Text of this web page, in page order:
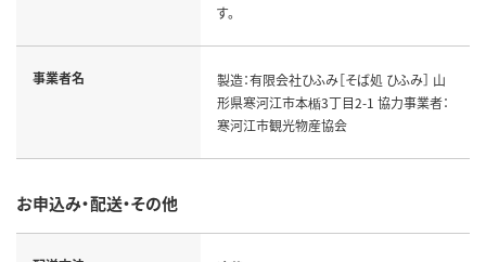
す。
事業者名
製造：有限会社ひふみ［そば処 ひふみ］ 山
形県寒河江市本楯3丁目2-1 協力事業者：
寒河江市観光物産協会
お申込み・配送・その他